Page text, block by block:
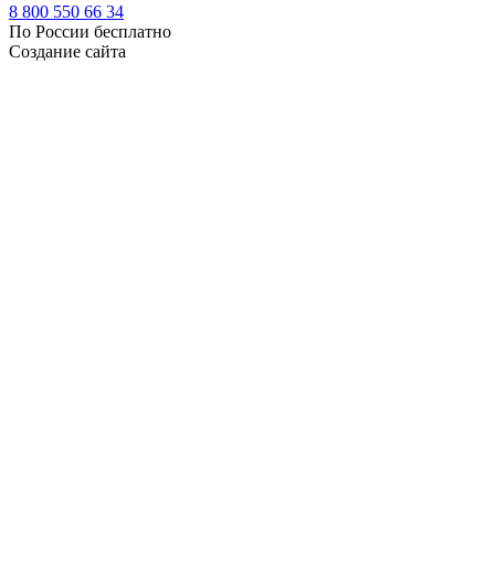
8 800 550 66 34
По России бесплатно
Создание сайта